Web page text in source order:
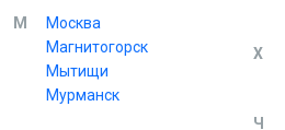
М
Москва
Магнитогорск
Мытищи
Мурманск
Х
Ч